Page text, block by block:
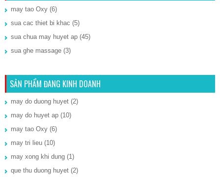
may tao Oxy (6)
sua cac thiet bi khac (5)
sua chua may huyet ap (45)
sua ghe massage (3)
SẢN PHẨM ĐANG KINH DOANH
may do duong huyet (2)
may do huyet ap (10)
may tao Oxy (6)
may tri lieu (10)
may xong khi dung (1)
que thu duong huyet (2)